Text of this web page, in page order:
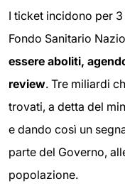
I ticket incidono per 3
Fondo Sanitario
essere aboliti,
review. Tre miliardi
trovati, a detta del
e dando così un
parte del Governo,
popolazione.